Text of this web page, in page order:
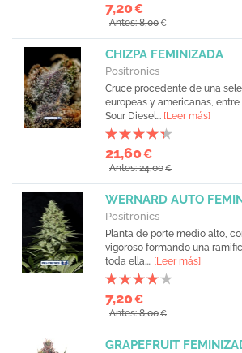
7,20€
Antes: 8,00€
CHIZPA FEMINIZADA
Positronics
Cruce procedente de una
europeas y americanas,
Sour Diesel... [Leer más]
21,60€
Antes: 24,00€
WERNARD AUTO
Positronics
Planta de porte medio alto,
vigoroso formando una
toda ella.... [Leer más]
7,20€
Antes: 8,00€
GRAPEFRUIT